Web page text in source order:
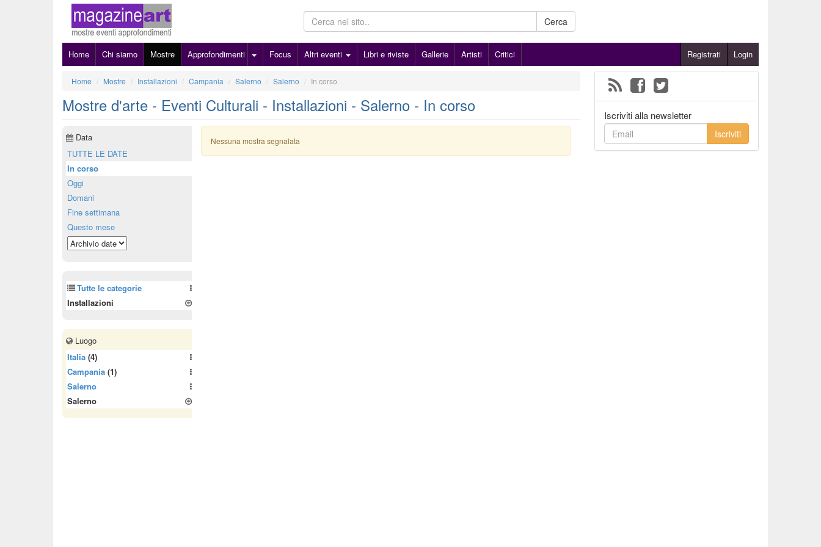
Cerca
Home Chi siamo Mostre Approfondimenti Focus Altri eventi Libri e riviste Gallerie Artisti Critici Registrati Login
Home Mostre Installazioni Campania Salerno Salerno In corso
Mostre d'arte - Eventi Culturali - Installazioni - Salerno - In corso
Nessuna mostra segnalata
Data
TUTTE LE DATE
In corso
Oggi
Domani
Fine settimana
Questo mese
Tutte le categorie
Installazioni
Luogo
Italia (4)
Campania (1)
Salerno
Salerno
Iscriviti alla newsletter
Iscriviti